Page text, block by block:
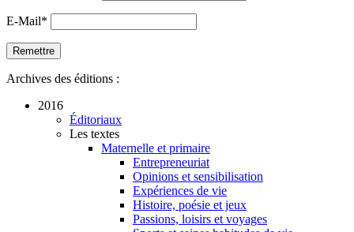
E-Mail*
Archives des éditions :
2016
Éditoriaux
Les textes
Maternelle et primaire
Entrepreneuriat
Opinions et sensibilisation
Expériences de vie
Histoire, poésie et jeux
Passions, loisirs et voyages